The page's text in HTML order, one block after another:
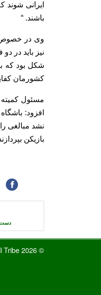
ایرانی
باشند. “
وی در خصوص
کشورمان
مسئول کمیته
افزود:
نشد مبالغی
بازیکن
دست
© 2026 Copyright Football Tribe